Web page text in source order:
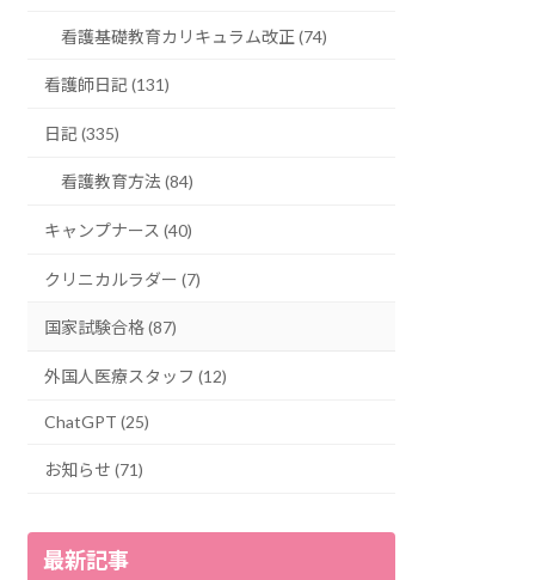
看護基礎教育カリキュラム改正 (74)
看護師日記 (131)
日記 (335)
看護教育方法 (84)
キャンプナース (40)
クリニカルラダー (7)
国家試験合格 (87)
外国人医療スタッフ (12)
ChatGPT (25)
お知らせ (71)
最新記事